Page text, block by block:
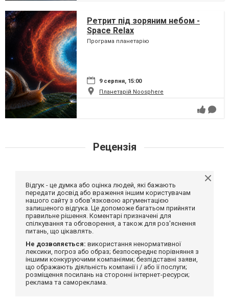
Ретрит під зоряним небом -
Space Relax
Програма планетарію
9 серпня, 15:00
Планетарій Noosphere
Рецензія
Відгук - це думка або оцінка людей, які бажають
передати досвід або враження іншим користувачам
нашого сайту з обов'язковою аргументацією
залишеного відгука. Це допоможе багатьом прийняти
правильне рішення. Коментарі призначені для
спілкування та обговорення, а також для роз'яснення
питань, що цікавлять.
Не дозволяється: використання ненормативної
лексики, погроз або образ; безпосереднє порівняння з
іншими конкуруючими компаніями; безпідставні заяви,
що ображають діяльність компанії і / або її послуги;
розміщення посилань на сторонні інтернет-ресурси;
реклама та самореклама.